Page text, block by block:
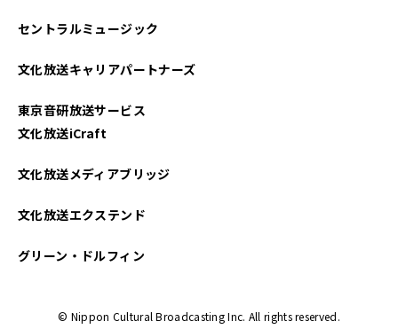
セントラルミュージック
文化放送キャリアパートナーズ
東京音研放送サービス
文化放送iCraft
文化放送メディアブリッジ
文化放送エクステンド
グリーン・ドルフィン
© Nippon Cultural Broadcasting Inc. All rights reserved.